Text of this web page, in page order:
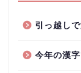
引っ越し
今年の漢